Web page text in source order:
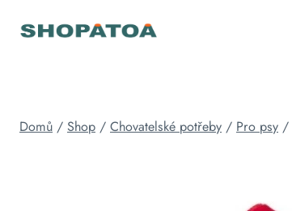
Domů / Shop / Chovatelské potřeby / Pro psy /